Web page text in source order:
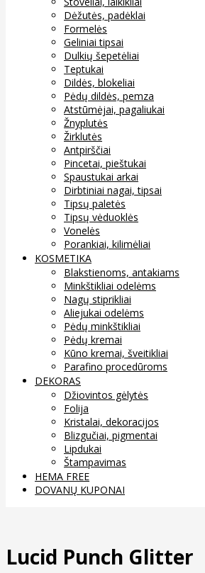
Dėžutės, padėklai
Formelės
Geliniai tipsai
Dulkių šepetėliai
Teptukai
Dildės, blokeliai
Pėdų dildės, pemza
Atstūmėjai, pagaliukai
Žnyplutės
Žirklutės
Antpirščiai
Pincetai, pieštukai
Spaustukai arkai
Dirbtiniai nagai, tipsai
Tipsų paletės
Tipsų vėduoklės
Vonelės
Porankiai, kilimėliai
KOSMETIKA
Blakstienoms, antakiams
Minkštikliai odelėms
Nagų stiprikliai
Aliejukai odelėms
Pėdų minkštikliai
Pėdų kremai
Kūno kremai, šveitikliai
Parafino procedūroms
DEKORAS
Džiovintos gėlytės
Folija
Kristalai, dekoracijos
Blizgučiai, pigmentai
Lipdukai
Štampavimas
HEMA FREE
DOVANŲ KUPONAI
Lucid Punch Glitter